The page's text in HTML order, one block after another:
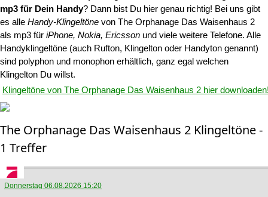
mp3 für Dein Handy? Dann bist Du hier genau richtig! Bei uns gibt
es alle Handy-Klingeltöne von The Orphanage Das Waisenhaus 2
als mp3 für iPhone, Nokia, Ericsson und viele weitere Telefone. Alle
Handyklingeltöne (auch Rufton, Klingelton oder Handyton genannt)
sind polyphon und monophon erhältlich, ganz egal welchen
Klingelton Du willst.
Klingeltöne von The Orphanage Das Waisenhaus 2 hier
The Orphanage Das Waisenhaus 2 Klingeltöne -
1 Treffer
Donnerstag 06.08.2026 15:20